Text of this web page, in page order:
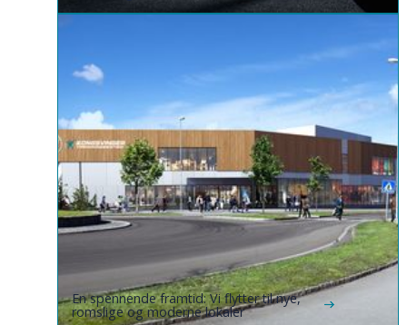
En spennende framtid: Vi flytter til nye,
romslige og moderne lokaler